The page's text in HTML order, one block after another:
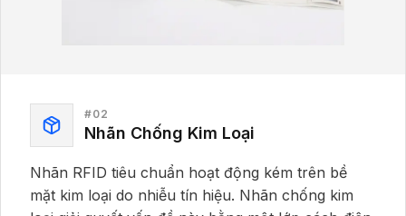
#02
Nhãn Chống Kim Loại
Nhãn RFID tiêu chuẩn hoạt động kém trên bề
mặt kim loại do nhiễu tín hiệu. Nhãn chống kim